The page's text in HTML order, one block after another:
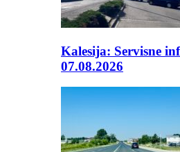
Kalesija: Servisne
07.08.2026